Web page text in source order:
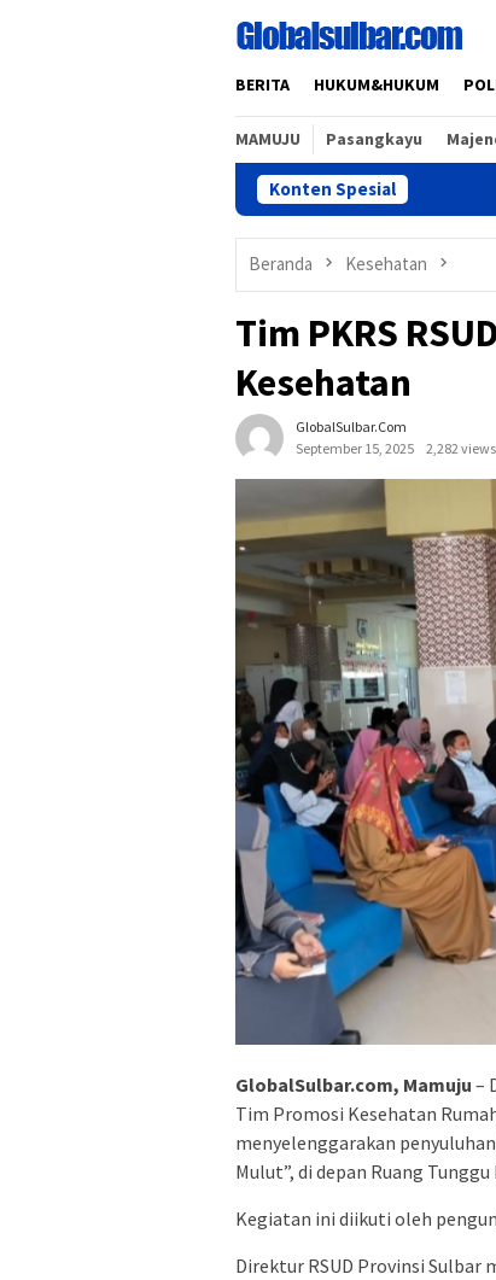
BERITA HUKUM&HUKUM
MAMUJU Pasangkayu
Konten Spesial
Beranda Kesehatan
Tim PKRS
Kesehatan
GlobalSulbar.com
September 15, 2025
2,282 views
GlobalSulbar.com, Mamuju –
Tim Promosi Kesehatan
menyelenggarakan
Mulut”, di depan Ruang
Kegiatan ini diikuti oleh
Direktur RSUD Provinsi Sulbar